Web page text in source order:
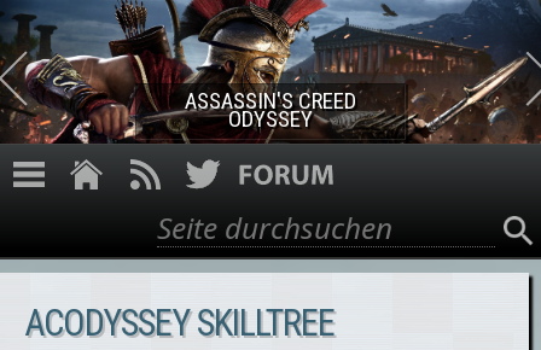
Direkt zum Inhalt
ASSASSIN'S CREED ROGUE
REMASTERED
Suchformular
Suche
ACODYSSEY SKILLTREE